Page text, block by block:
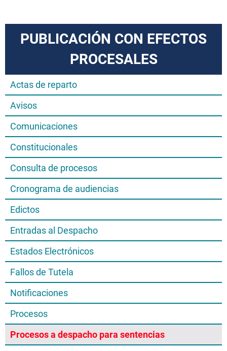
PUBLICACIÓN CON EFECTOS
PROCESALES
Actas de reparto
Avisos
Comunicaciones
Constitucionales
Consulta de procesos
Cronograma de audiencias
Edictos
Entradas al Despacho
Estados Electrónicos
Fallos de Tutela
Notificaciones
Procesos
Procesos a despacho para sentencias